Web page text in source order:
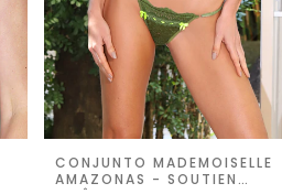
CONJUNTO MADEMOISELLE
AMAZONAS - SOUTIEN